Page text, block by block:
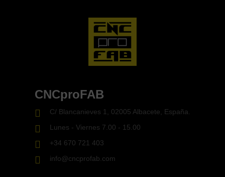
CNCproFAB
C/ Blancanieves 1, 02005 Albacete, España.
Lunes - Viernes 7.00 - 15.00
+34 670 721 403
info@cncprofab.com